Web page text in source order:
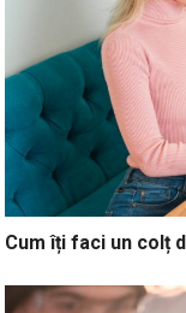
Cum îți faci un colț